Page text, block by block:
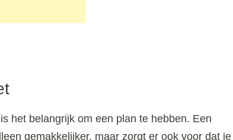
het belangrijk om een plan te hebben. Een
gemakkelijker, maar zorgt er ook voor dat je